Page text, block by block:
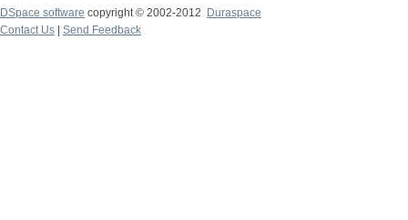
DSpace software copyright © 2002-2012
Duraspace
Contact Us
Send Feedback